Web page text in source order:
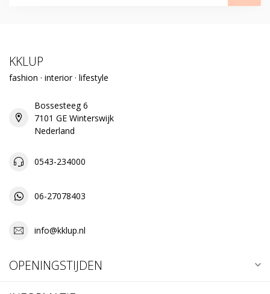
KKLUP
fashion · interior · lifestyle
Bossesteeg 6
7101 GE Winterswijk
Nederland
0543-234000
06-27078403
info@kklup.nl
OPENINGSTIJDEN